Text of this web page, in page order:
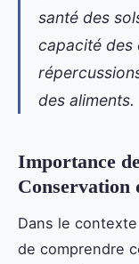
santé des
capacité des
des aliments.
Importance
Conservation
Dans le
de comprendre